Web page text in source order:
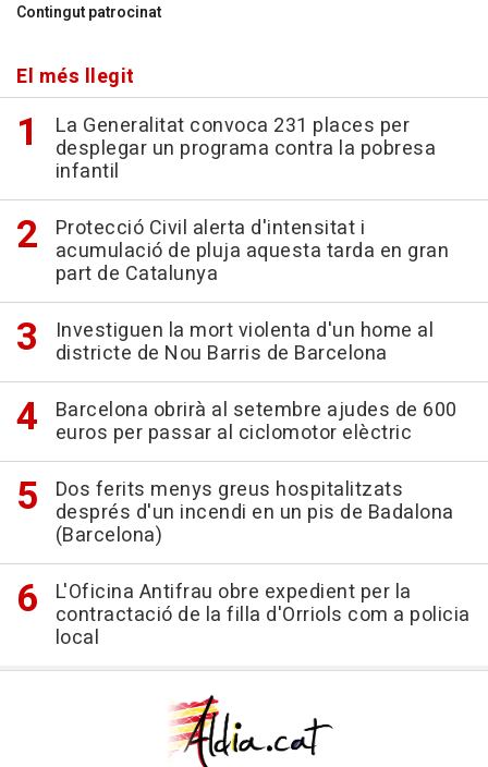
Contingut patrocinat
El més llegit
La Generalitat convoca 231 places per
desplegar un programa contra la pobresa
infantil
Protecció Civil alerta d'intensitat i
acumulació de pluja aquesta tarda en gran
part de Catalunya
Investiguen la mort violenta d'un home al
districte de Nou Barris de Barcelona
Barcelona obrirà al setembre ajudes de 600
euros per passar al ciclomotor elèctric
Dos ferits menys greus hospitalitzats
després d'un incendi en un pis de Badalona
(Barcelona)
L'Oficina Antifrau obre expedient per la
contractació de la filla d'Orriols com a policia
local